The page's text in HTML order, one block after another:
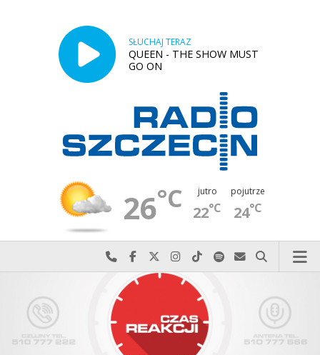
SŁUCHAJ TERAZ
QUEEN - THE SHOW MUST
GO ON
26°C jutro
22°C
pojutrze
24°C
Najlepiej po prostu do nas zadzwoń
Odwiedź nas na Facebook-u
Odwiedź nas na X
Odwiedź nas na Instagram-ie
Odwiedź nas na TikTok-u
Szukaj nas na Spotify
Wyślij do nas
Szukaj